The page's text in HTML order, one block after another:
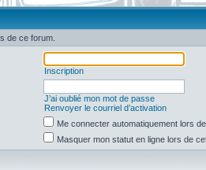
de ce forum.
Inscription
J’ai oublié mon mot de passe
Renvoyer le courriel d’activation
Me connecter automatiquement lors
Masquer mon statut en ligne lors de